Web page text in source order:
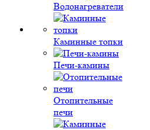
Водонагреватели
Каминные топки
Печи-камины
Отопительные
печи